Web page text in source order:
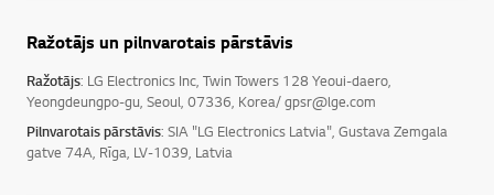
Ražotājs un pilnvarotais pārstāvis
Ražotājs: LG Electronics Inc, Twin Towers 128 Yeoui-daero,
Yeongdeungpo-gu, Seoul, 07336, Korea/ gpsr@lge.com
Pilnvarotais pārstāvis: SIA "LG Electronics Latvia", Gustava Zemgala
gatve 74A, Rīga, LV-1039, Latvia